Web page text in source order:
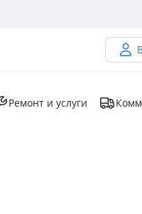
Ремонт и услуги